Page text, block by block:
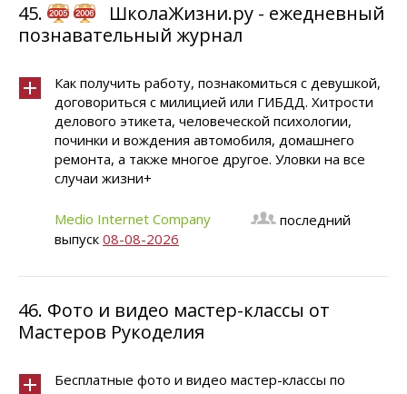
45.
ШколаЖизни.ру - ежедневный
познавательный журнал
Как получить работу, познакомиться с девушкой,
договориться с милицией или ГИБДД. Хитрости
делового этикета, человеческой психологии,
починки и вождения автомобиля, домашнего
ремонта, а также многое другое. Уловки на все
случаи жизни+
Medio Internet Company
последний
выпуск 08-08-2026
46. Фото и видео мастер-классы от
Мастеров Рукоделия
Бесплатные фото и видео мастер-классы по